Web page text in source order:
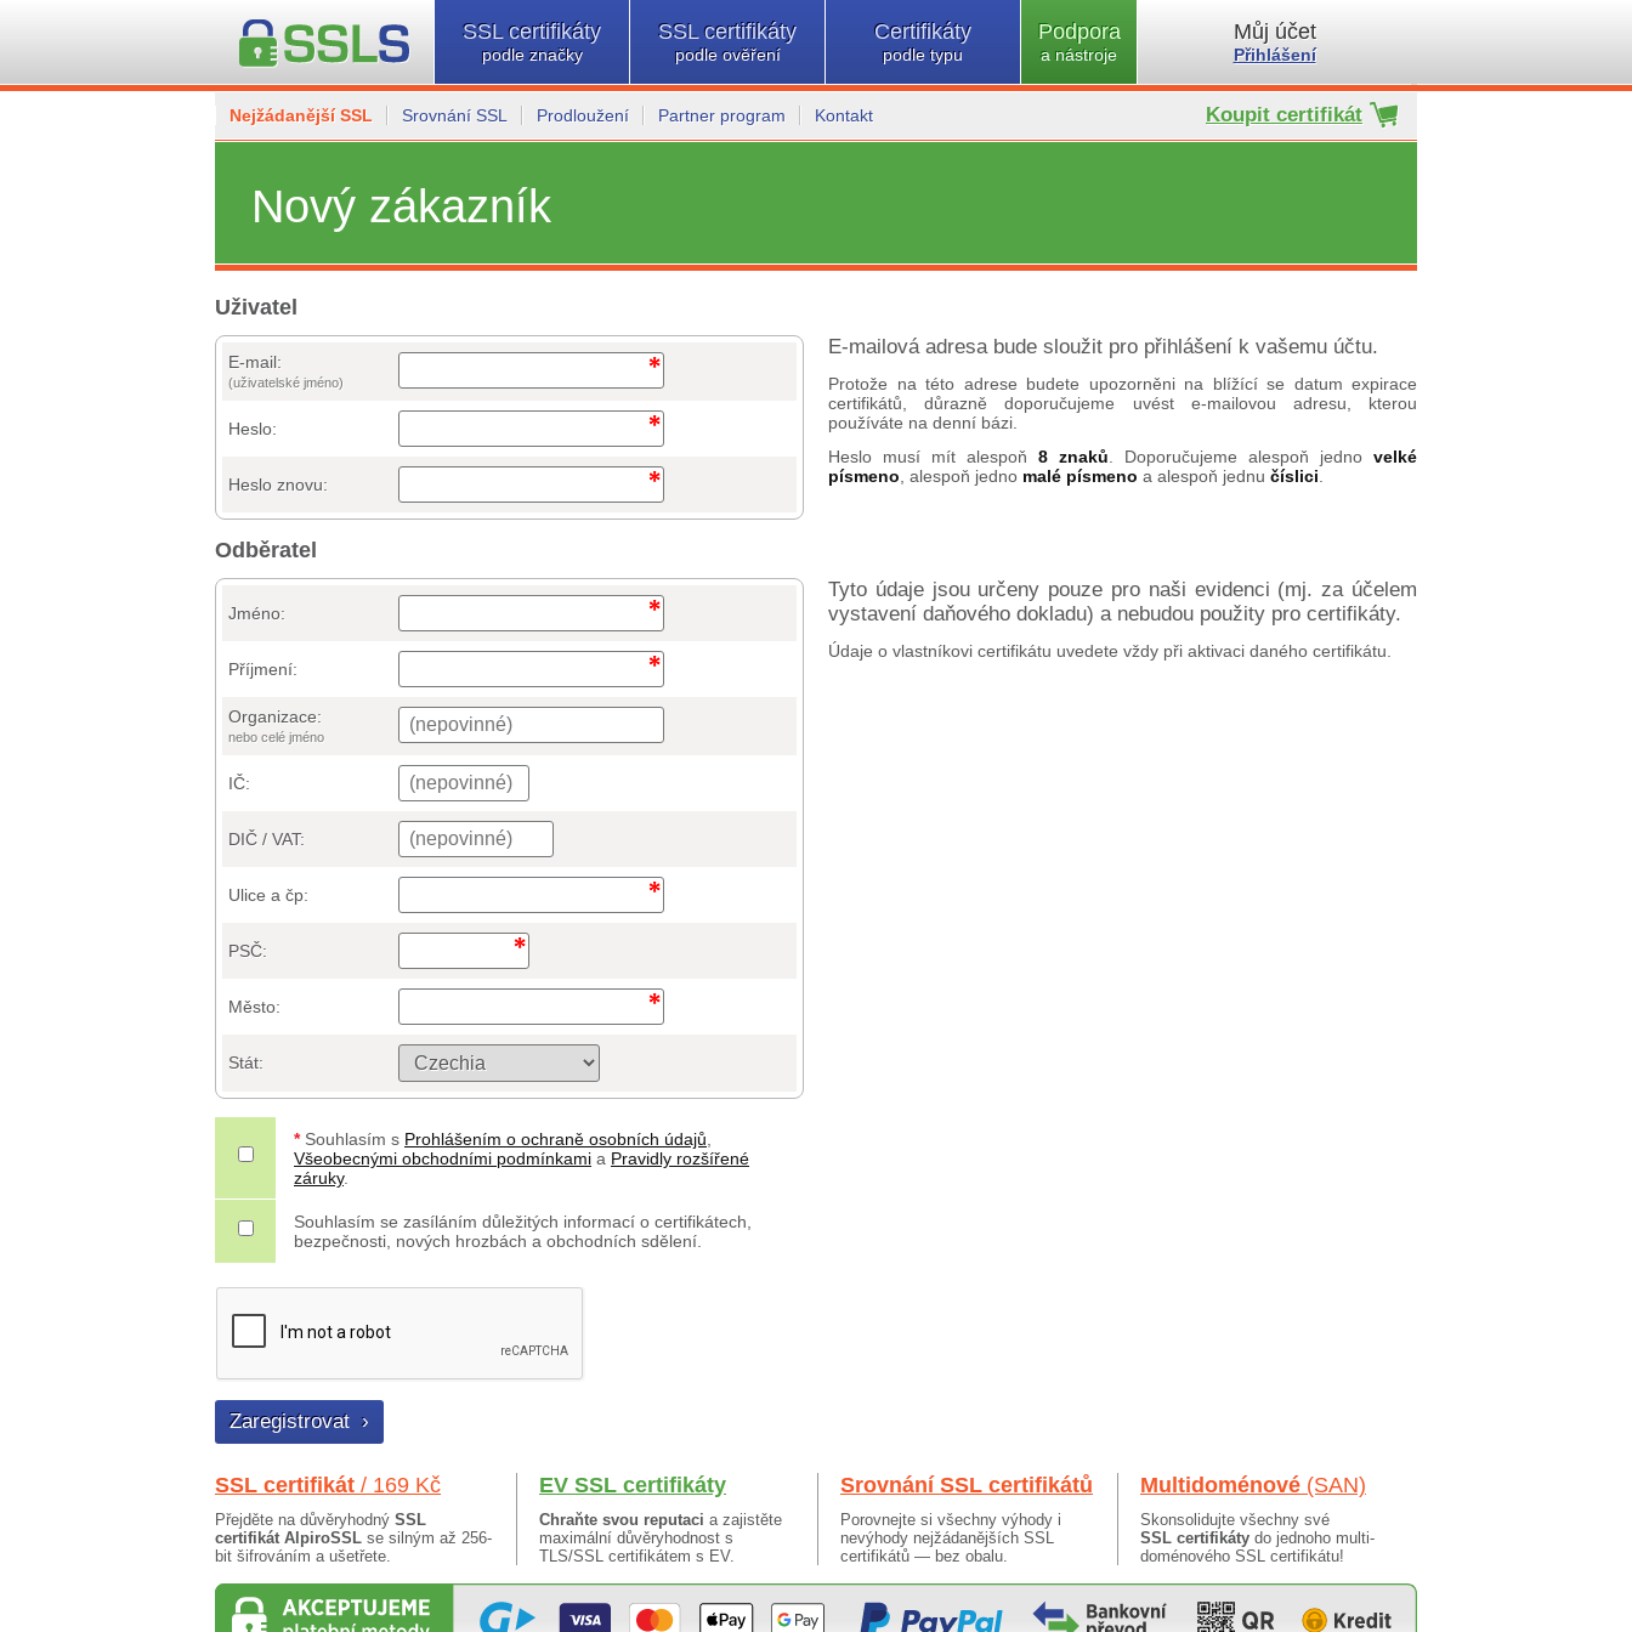
SSL certifikáty
podle značky
SSL certifikáty
podle ověření
Certifikáty
podle typu
Podpora
a nástroje
Můj účet
Přihlášení
Nejžádanější SSL Srovnání SSL Prodloužení Partner program Kontakt Koupit certifikát
Nový zákazník
Uživatel
E-mail:
(uživatelské jméno)
Heslo:
Heslo znovu:
E-mailová adresa bude sloužit pro přihlášení k vašemu účtu.
Protože na této adrese budete upozorněni na blížící se datum expirace
certifikátů, důrazně doporučujeme uvést e-mailovou adresu, kterou
používáte na denní bázi.
Heslo musí mít alespoň 8 znaků . Doporučujeme alespoň jedno velké
písmeno , alespoň jedno malé písmeno a alespoň jednu číslici
Odběratel
Jméno:
Příjmení:
Organizace:
nebo celé jméno
IČ:
DIČ / VAT:
Ulice a čp:
PSČ:
Město:
Stát:
* Souhlasím s Prohlášením o ochraně osobních údajů
Všeobecnými obchodními podmínkami a Pravidly rozšířené
záruky.
Souhlasím se zasíláním důležitých informací o certifikátech,
bezpečnosti, nových hrozbách a obchodních sdělení.
Tyto údaje jsou určeny pouze pro naši evidenci (mj. za účelem
vystavení daňového dokladu) a nebudou použity pro certifikáty.
Údaje o vlastníkovi certifikátu uvedete vždy při aktivaci daného certifikátu.
SSL certifikát / 169 Kč
Přejděte na důvěryhodný SSL
certifikát AlpiroSSL se silným až 256-
bit šifrováním a ušetřete.
EV SSL certifikáty
Chraňte svou reputaci a zajistěte
maximální důvěryhodnost s
TLS/SSL certifikátem s EV.
Srovnání SSL certifikátů
Porovnejte si všechny výhody i
nevýhody nejžádanějších SSL
certifikátů — bez obalu.
Multidoménové (SAN)
Skonsolidujte všechny své
SSL certifikáty do jednoho multi-
doménového SSL certifikátu!